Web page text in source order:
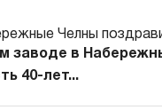
заводе в
40-лет...